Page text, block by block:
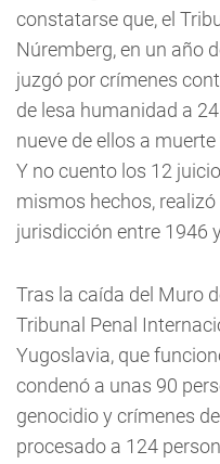
constatarse que, el
Núremberg, en un año
juzgó por crímenes
de lesa humanidad a
nueve de ellos a
Y no cuento los 12
mismos hechos,
jurisdicción entre 1946
Tras la caída del Muro
Tribunal Penal
Yugoslavia, que
condenó a unas 90
genocidio y crímenes
procesado a 124